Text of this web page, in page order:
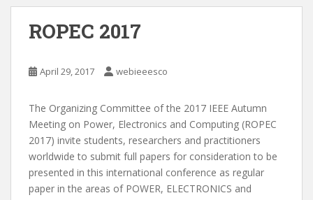
ROPEC 2017
April 29, 2017 webieeesco
The Organizing Committee of the 2017 IEEE Autumn
Meeting on Power, Electronics and Computing (ROPEC
2017) invite students, researchers and practitioners
worldwide to submit full papers for consideration to be
presented in this international conference as regular
paper in the areas of POWER, ELECTRONICS and